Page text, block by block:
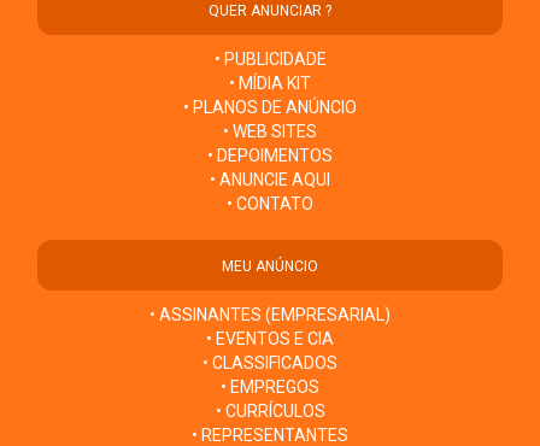
QUER ANUNCIAR ?
• PUBLICIDADE
• MÍDIA KIT
• PLANOS DE ANÚNCIO
• WEB SITES
• DEPOIMENTOS
• ANUNCIE AQUI
• CONTATO
MEU ANÚNCIO
• ASSINANTES (EMPRESARIAL)
• EVENTOS E CIA
• CLASSIFICADOS
• EMPREGOS
• CURRÍCULOS
• REPRESENTANTES